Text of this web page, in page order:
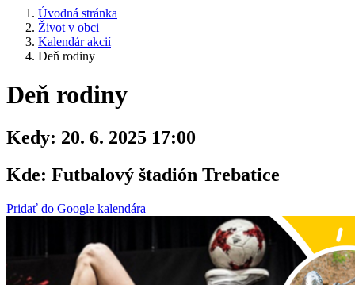
Úvodná stránka
Život v obci
Kalendár akcií
Deň rodiny
Deň rodiny
Kedy: 20. 6. 2025 17:00
Kde: Futbalový štadión Trebatice
Pridať do Google kalendára